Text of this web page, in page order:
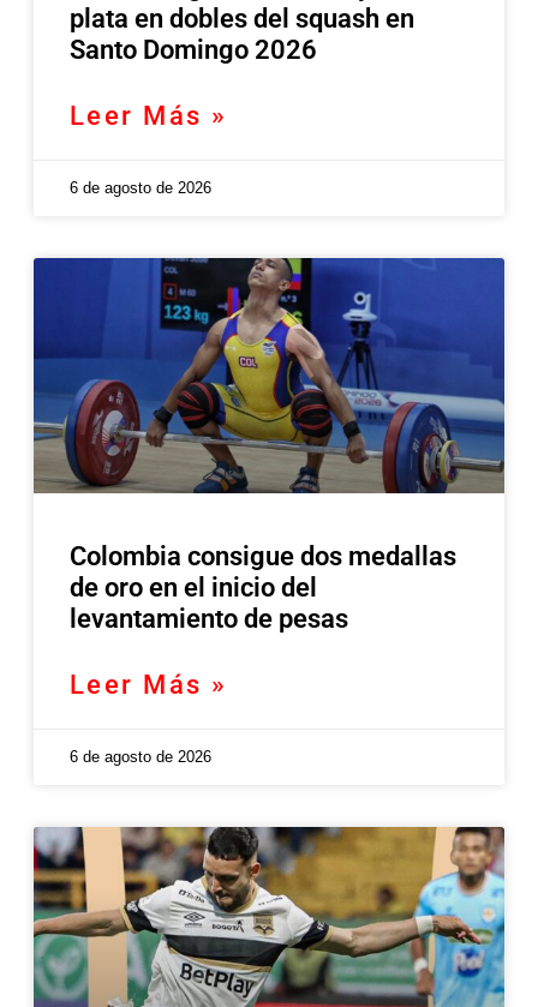
plata en dobles del squash en
Santo Domingo 2026
Leer Más »
6 de agosto de 2026
Colombia consigue dos medallas
de oro en el inicio del
levantamiento de pesas
Leer Más »
6 de agosto de 2026